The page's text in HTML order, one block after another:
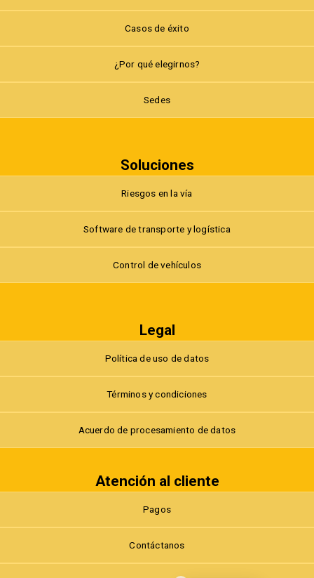
Casos de éxito
¿Por qué elegirnos?
Sedes
Soluciones
Riesgos en la vía
Software de transporte y logística
Control de vehículos
Legal
Política de uso de datos
Términos y condiciones
Acuerdo de procesamiento de datos
Atención al cliente
Pagos
Contáctanos